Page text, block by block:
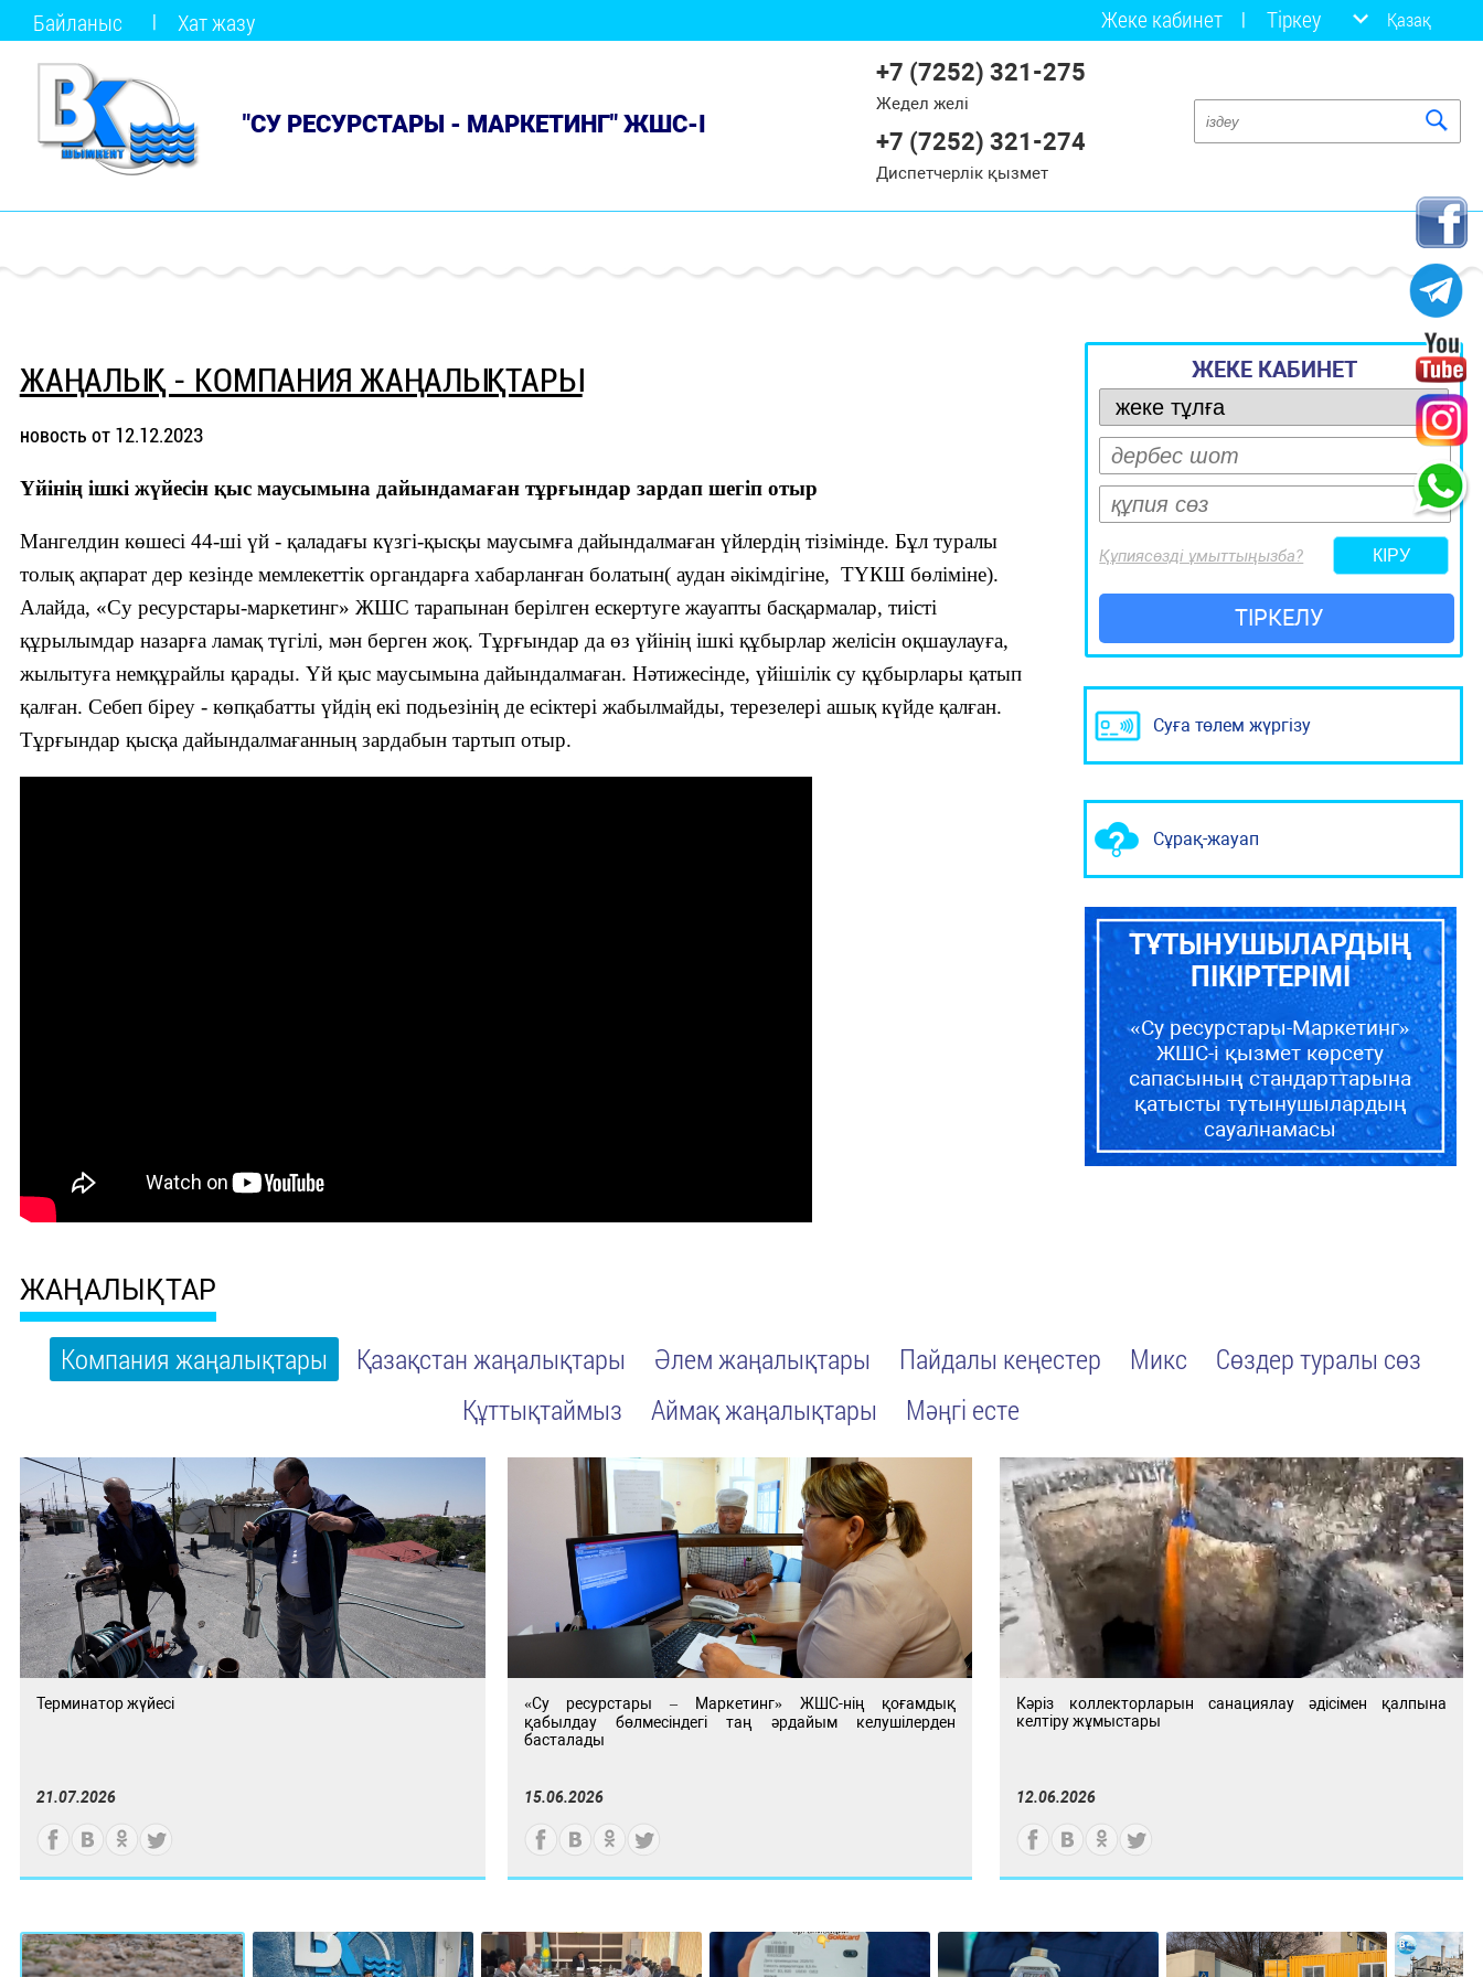
Байланыс Хат жазу Жеке кабинет Тіркеу Қазақ
"СУ РЕСУРСТАРЫ - МАРКЕТИНГ" ЖШС-І
+7 (7252) 321-275
Жедел желі
+7 (7252) 321-274
Диспетчерлік қызмет
ЖАҢАЛЫҚ - КОМПАНИЯ ЖАҢАЛЫҚТАРЫ
новость от 12.12.2023
Үйінің ішкі жүйесін қыс маусымына дайындамаған тұрғындар зардап шегіп отыр
Мангелдин көшесі 44-ші үй - қаладағы күзгі-қысқы маусымға дайындалмаған үйлердің тізімінде. Бұл туралы
толық ақпарат дер кезінде мемлекеттік органдарға хабарланған болатын( аудан әікімдігіне, ТҮКШ бөліміне).
Алайда, «Су ресурстары-маркетинг» ЖШС тарапынан берілген ескертуге жауапты басқармалар, тиісті
құрылымдар назарға ламақ түгілі, мән берген жоқ. Тұрғындар да өз үйінің ішкі құбырлар желісін оқшаулауға,
жылытуға немқұрайлы қарады. Үй қыс маусымына дайындалмаған. Нәтижесінде, үйішілік су құбырлары қатып
қалған. Себеп біреу - көпқабатты үйдің екі подьезінің де есіктері жабылмайды, терезелері ашық күйде қалған.
Тұрғындар қысқа дайындалмағанның зардабын тартып отыр.
ЖЕКЕ КАБИНЕТ
Құпиясөзді ұмыттыңызба?
ТІРКЕЛУ
Суға төлем жүргізу
Сұрақ-жауап
ТҰТЫНУШЫЛАРДЫҢ
ПІКІРТЕРІМІ
«Су ресурстары-Маркетинг»
ЖШС-і қызмет көрсету
сапасының стандарттарына
қатысты тұтынушылардың
сауалнамасы
ЖАҢАЛЫҚТАР
Компания жаңалықтары Қазақстан жаңалықтары Әлем жаңалықтары Пайдалы кеңестер Микс
Сөздер туралы сөз
Құттықтаймыз
Аймақ жаңалықтары Мәңгі есте
Терминатор жүйесі
21.07.2026
«Су ресурстары – Маркетинг» ЖШС-нің қоғамдық
қабылдау бөлмесіндегі таң әрдайым келушілерден
басталады
15.06.2026
Кәріз коллекторларын санациялау әдісімен қалпына
келтіру жұмыстары
12.06.2026